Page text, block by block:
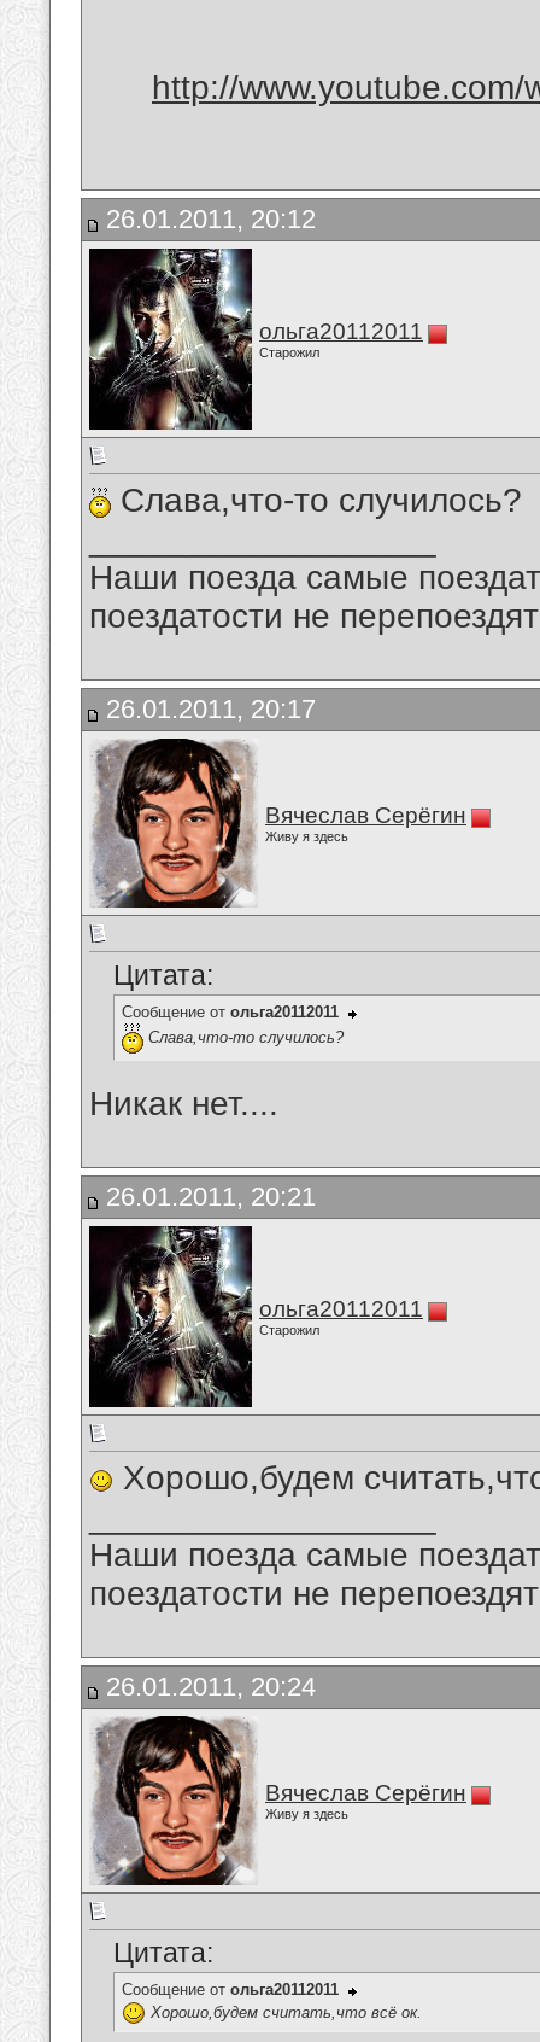
http://
26.01.2011, 20:12
ольга20112011
Старожил
Слава,что-то случилось?
Наши поезда самые
поездатости не
26.01.2011, 20:17
Вячеслав Серёгин
Живу я здесь
Цитата:
Сообщение от ольга20112011
Слава,что-то случилось?
Никак нет....
26.01.2011, 20:21
ольга20112011
Старожил
Хорошо,будем
Наши поезда самые
поездатости не
26.01.2011, 20:24
Вячеслав Серёгин
Живу я здесь
Цитата:
Сообщение от ольга20112011
Хорошо,будем считать,что всё ок.